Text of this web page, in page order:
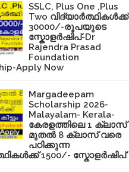
SSLC, Plus One ,Plus
Two വിദ്യാർത്ഥികൾക്ക്
30000/-രൂപയുടെ
സ്കോളർഷിപ്-Dr
Rajendra Prasad
Foundation
Apply Now
Margadeepam
Scholarship 2026-
Malayalam- Kerala-
കേരളത്തിലെ 1 ക്ലാസ്
മുതൽ 8 ക്ലാസ് വരെ
പഠിക്കുന്ന
1500/- സ്കോളർഷിപ്